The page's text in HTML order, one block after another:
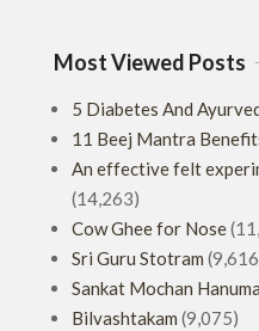
Most Viewed Posts
5 Diabetes And
11 Beej Mantra
An effective felt
(14,263)
Cow Ghee for Nose
Sri Guru Stotram
Sankat Mochan
Bilvashtakam (9,075)